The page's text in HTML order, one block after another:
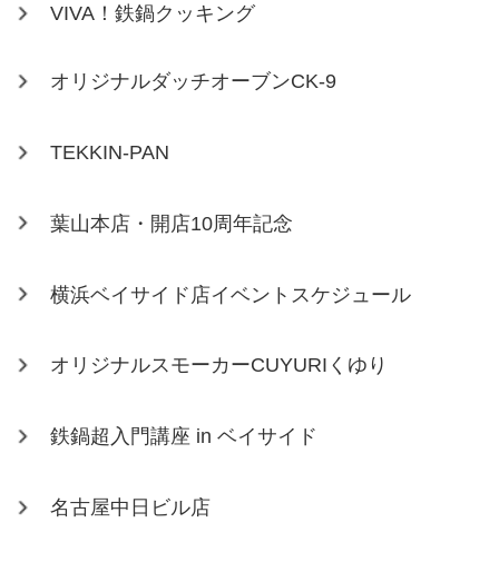
VIVA！鉄鍋クッキング
オリジナルダッチオーブンCK-9
TEKKIN-PAN
葉山本店・開店10周年記念
横浜ベイサイド店イベントスケジュール
オリジナルスモーカーCUYURIくゆり
鉄鍋超入門講座 in ベイサイド
名古屋中日ビル店